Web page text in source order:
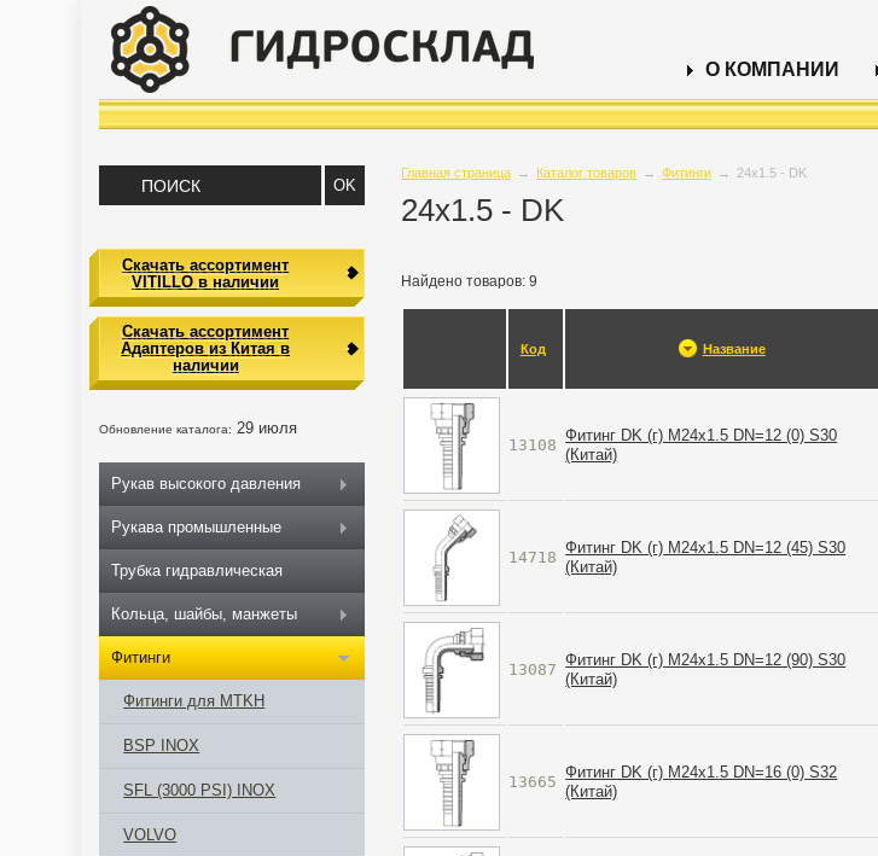
О КОМПАНИИ
Главная страница → Каталог товаров → Фитинги → 24х1.5 - DK
24х1.5 - DK
Найдено товаров: 9
Код Название
13108
Фитинг DK (г) M24х1.5 DN=12 (0) S30
(Китай)
14718
Фитинг DK (г) M24х1.5 DN=12 (45) S30
(Китай)
13087
Фитинг DK (г) M24х1.5 DN=12 (90) S30
(Китай)
13665
Фитинг DK (г) M24х1.5 DN=16 (0) S32
(Китай)
Скачать ассортимент
VITILLO в наличии
Скачать ассортимент
Адаптеров из Китая в
наличии
Обновление каталога: 29 июля
Рукав высокого давления
Рукава промышленные
Трубка гидравлическая
Кольца, шайбы, манжеты
Фитинги
Фитинги для MTKH
BSP INOX
SFL (3000 PSI) INOX
VOLVO